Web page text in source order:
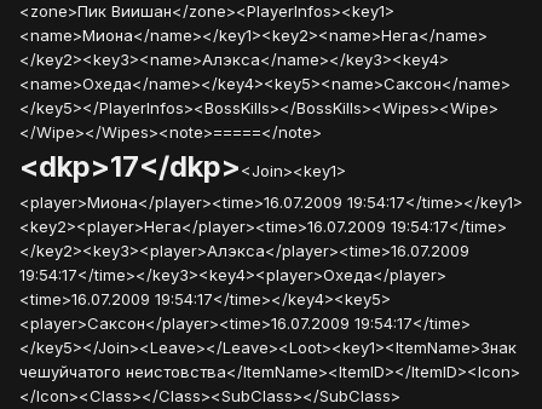
<zone>Пик Виишан</zone><PlayerInfos><key1>
<name>Миона</name></key1><key2><name>Нега</name>
</key2><key3><name>Алэкса</name></key3><key4>
<name>Охеда</name></key4><key5><name>Саксон</name>
</key5></PlayerInfos><BossKills></BossKills><Wipes><Wipe>
</Wipe></Wipes><note>=====</note>
<dkp>17</dkp><Join><key1>
<player>Миона</player><time>16.07.2009 19:54:17</time></key1>
<key2><player>Нега</player><time>16.07.2009 19:54:17</time>
</key2><key3><player>Алэкса</player><time>16.07.2009
19:54:17</time></key3><key4><player>Охеда</player>
<time>16.07.2009 19:54:17</time></key4><key5>
<player>Саксон</player><time>16.07.2009 19:54:17</time>
</key5></Join><Leave></Leave><Loot><key1><ItemName>Знак
чешуйчатого неистовства</ItemName><ItemID></ItemID><Icon>
</Icon><Class></Class><SubClass></SubClass>